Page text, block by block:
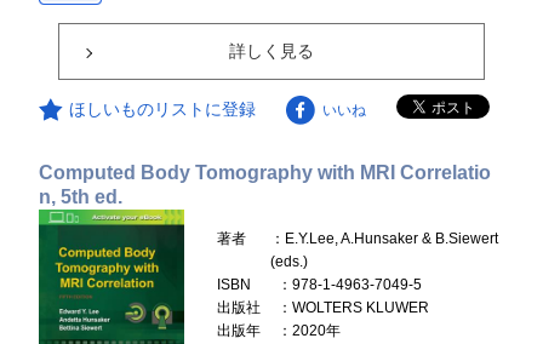
詳しく見る
ほしいものリストに登録 いいね
Computed Body Tomography with MRI Correlatio
n, 5th ed.
著者
：E.Y.Lee, A.Hunsaker & B.Siewert
(eds.)
ISBN
：978-1-4963-7049-5
出版社
：WOLTERS KLUWER
出版年
：2020年